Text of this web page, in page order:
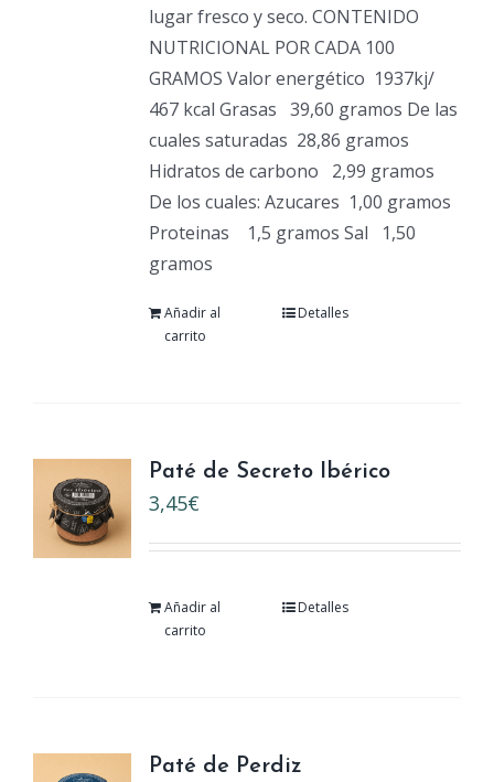
lugar fresco y seco. CONTENIDO
NUTRICIONAL POR CADA 100
GRAMOS Valor energético 1937kj/
467 kcal Grasas 39,60 gramos De las
cuales saturadas 28,86 gramos
Hidratos de carbono
2,99 gramos
De los cuales: Azucares 1,00 gramos
Proteinas
1,5 gramos Sal
1,50
gramos
Añadir al
carrito
Detalles
Paté de Secreto Ibérico
3,45€
Añadir al
carrito
Detalles
Paté de Perdiz